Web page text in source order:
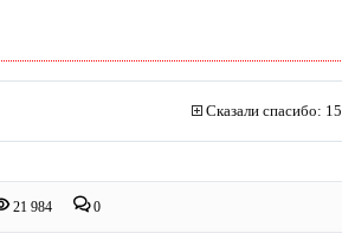
Сказали спасибо: 15
21 984 0